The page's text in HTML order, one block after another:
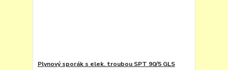
Plynový sporák s elek. troubou SPT 90/5 GLS